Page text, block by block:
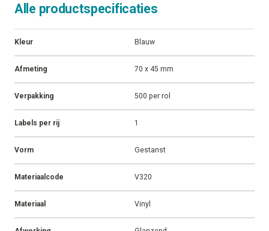
Alle productspecificaties
Kleur Blauw
Afmeting 70 x 45 mm
Verpakking 500 per rol
Labels per rij 1
Vorm Gestanst
Materiaalcode V320
Materiaal Vinyl